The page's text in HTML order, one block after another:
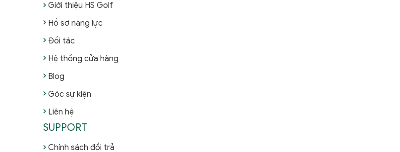
Giới thiệu HS Golf
Hồ sơ năng lực
Đối tác
Hệ thống cửa hàng
Blog
Góc sự kiện
Liên hệ
SUPPORT
Chính sách đổi trả